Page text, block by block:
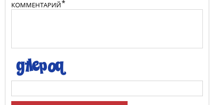
КОММЕНТАРИЙ